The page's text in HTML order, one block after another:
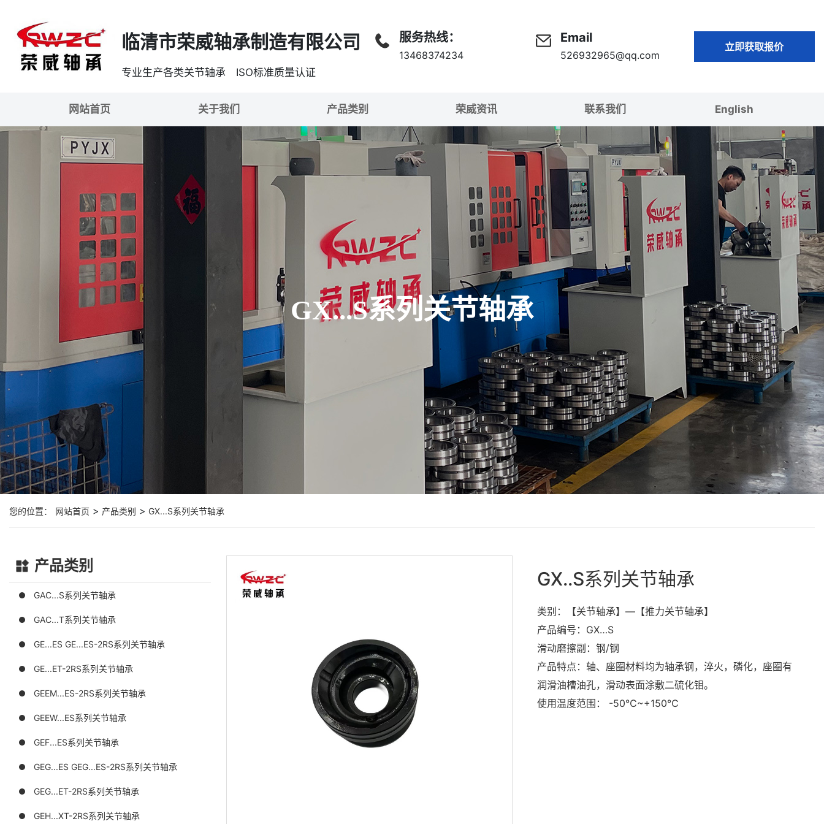
临清市荣威轴承制造有限公司
专业生产各类关节轴承 ISO标准质量认证
服务热线：
13468374234
Email
526932965@qq.com
立即获取报价
网站首页 关于我们 产品类别 荣威资讯 联系我们 English
GX...S系列关节轴承
您的位置： 网站首页 > 产品类别 > GX...S系列关节轴承
产品类别
GAC...S系列关节轴承
GAC...T系列关节轴承
GE...ES GE...ES-2RS系列关节轴承
GE...ET-2RS系列关节轴承
GEEM...ES-2RS系列关节轴承
GEEW...ES系列关节轴承
GEF...ES系列关节轴承
GEG...ES GEG...ES-2RS系列关节轴承
GEG...ET-2RS系列关节轴承
GEH...XT-2RS系列关节轴承
GX..S系列关节轴承
类别：【关节轴承】—【推力关节轴承】
产品编号：GX…S
滑动磨擦副：钢/钢
产品特点：轴、座圈材料均为轴承钢，淬火，磷化，座圈有
润滑油槽油孔，滑动表面涂敷二硫化钼。
使用温度范围： -50℃~+150℃